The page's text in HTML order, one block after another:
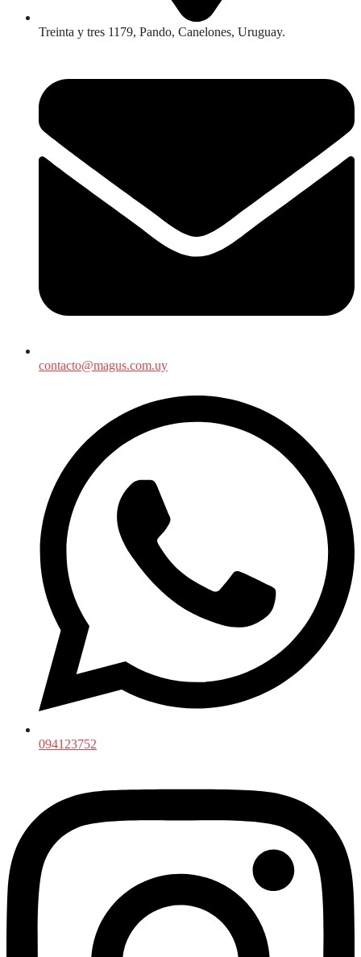
Treinta y tres 1179, Pando, Canelones, Uruguay.
contacto@magus.com.uy
094123752